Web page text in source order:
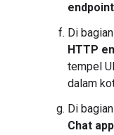
Di bagian
HTTP
tempel
dalam
Di bagian
Chat